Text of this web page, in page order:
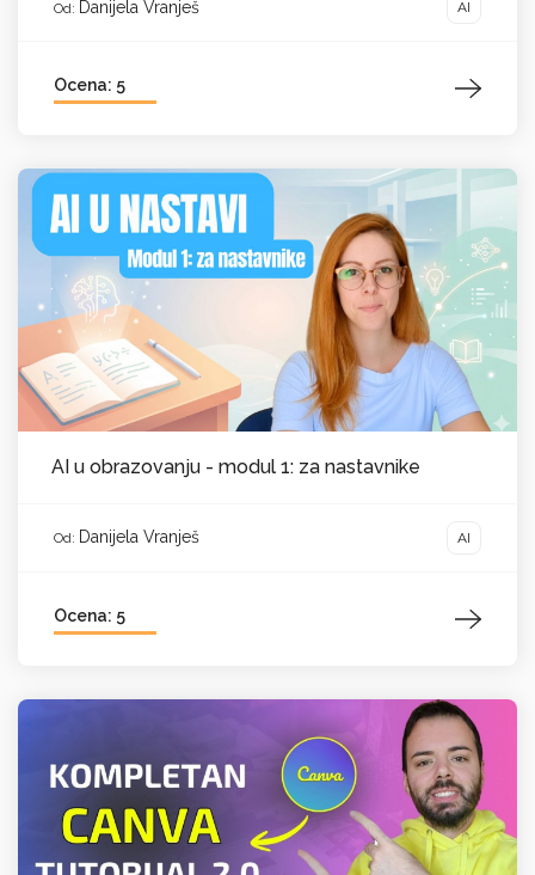
Od: Danijela Vranješ AI
Ocena: 5
AI u obrazovanju - modul 1: za nastavnike
Od: Danijela Vranješ AI
Ocena: 5